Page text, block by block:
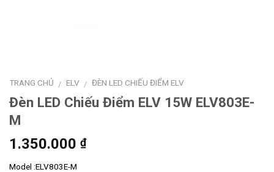
TRANG CHỦ / ELV / ĐÈN LED CHIẾU ĐIỂM ELV
Đèn LED Chiếu Điểm ELV 15W ELV803E-
M
1.350.000 ₫
Model :ELV803E-M